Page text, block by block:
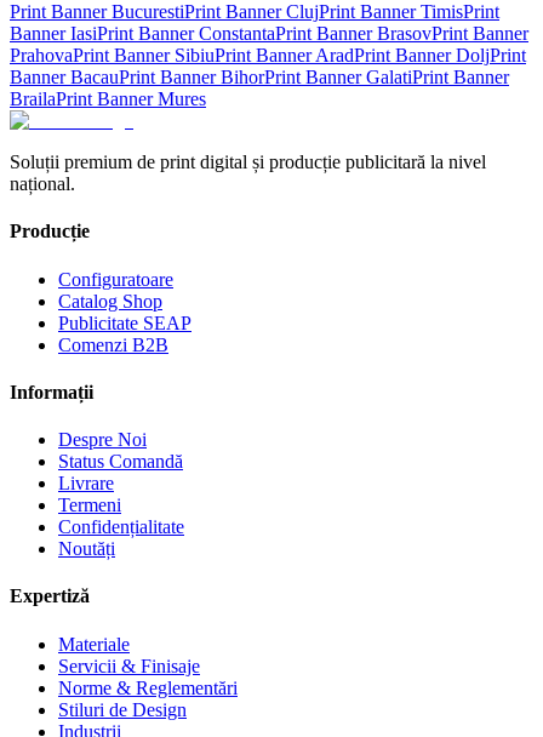
Print BannerBucurestiPrint BannerClujPrint BannerTimisPrint
BannerIasiPrint BannerConstantaPrint BannerBrasovPrint Banner
PrahovaPrint Banner SibiuPrint BannerAradPrint BannerDoljPrint
BannerBacauPrint BannerBihorPrint BannerGalatiPrint Banner
BrailaPrint BannerMures
Soluții premium de print digital și producție publicitară la nivel
național.
Producție
Configuratoare
Catalog Shop
Publicitate SEAP
Comenzi B2B
Informații
Despre Noi
Status Comandă
Livrare
Termeni
Confidențialitate
Noutăți
Expertiză
Materiale
Servicii & Finisaje
Norme & Reglementări
Stiluri de Design
Industrii